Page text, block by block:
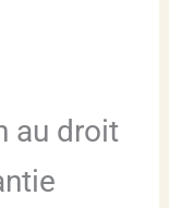
au droit